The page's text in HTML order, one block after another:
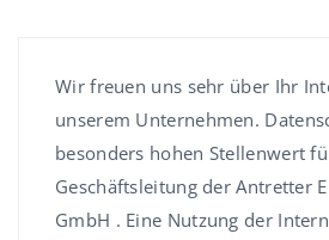
Wir freuen uns sehr über Ihr
unserem Unternehmen.
besonders hohen Stellenwert
Geschäftsleitung der Antretter
GmbH . Eine Nutzung der